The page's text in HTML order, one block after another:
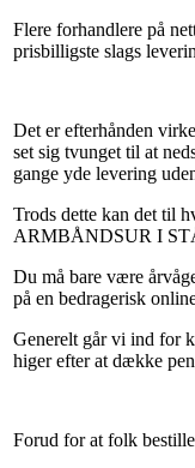
Flere forhandlere på
prisbilligste slags
Det er efterhånden
set sig tvunget til at
gange yde levering
Trods dette kan det til
ARMBÅNDSUR I
Du må bare være
på en bedragerisk
Generelt går vi ind for
higer efter at dække
Forud for at folk